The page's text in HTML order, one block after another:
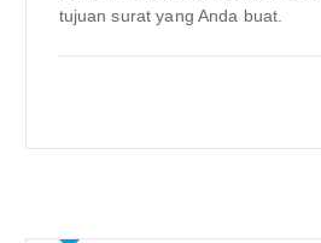
tujuan surat yang Anda buat.